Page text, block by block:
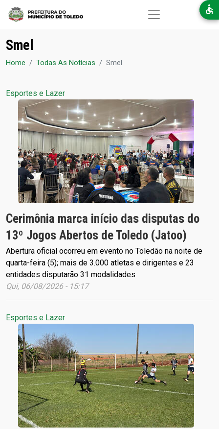
Pular para o conteúdo principal
Smel
Home Todas As Notícias Smel
Esportes e Lazer
Cerimônia marca início das disputas do
13º Jogos Abertos de Toledo (Jatoo)
Abertura oficial ocorreu em evento no Toledão na noite de
quarta-feira (5); mais de 3.000 atletas e dirigentes e 23
entidades disputarão 31 modalidades
Qui, 06/08/2026 - 15:17
Esportes e Lazer